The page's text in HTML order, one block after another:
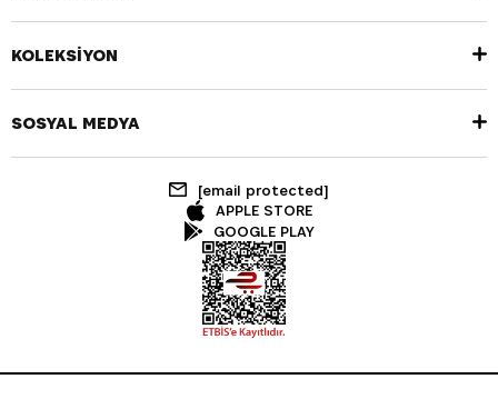
KOLEKSİYON
SOSYAL MEDYA
[email protected]
APPLE STORE
GOOGLE PLAY